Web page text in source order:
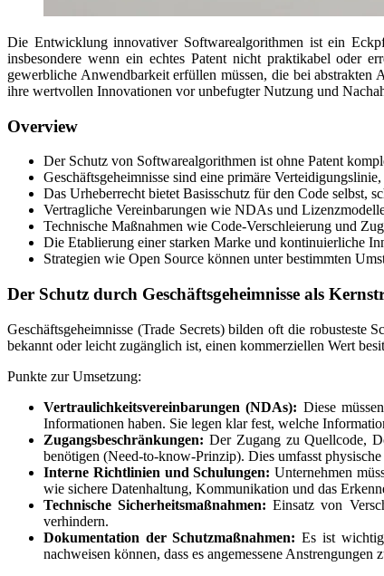
Die Entwicklung innovativer Softwarealgorithmen ist ein
insbesondere wenn ein echtes Patent nicht praktikabel oder
gewerbliche Anwendbarkeit erfüllen müssen, die bei
ihre wertvollen Innovationen vor unbefugter Nutzung und
Overview
Der Schutz von Softwarealgorithmen ist ohne Patent
Geschäftsgeheimnisse sind eine primäre
Das Urheberrecht bietet Basisschutz für den Code selbst,
Vertragliche Vereinbarungen wie NDAs und
Technische Maßnahmen wie Code-Verschleierung und
Die Etablierung einer starken Marke und kontinuierliche
Strategien wie Open Source können unter bestimmten
Der Schutz durch Geschäftsgeheimnisse als
Geschäftsgeheimnisse (Trade Secrets) bilden oft die
bekannt oder leicht zugänglich ist, einen kommerziellen Wert
Punkte zur Umsetzung:
Vertraulichkeitsvereinbarungen (NDAs): Diese
Informationen haben. Sie legen klar fest, welche
Zugangsbeschränkungen: Der Zugang zu Quellcode,
benötigen (Need-to-know-Prinzip). Dies umfasst
Interne Richtlinien und Schulungen: Unternehmen
wie sichere Datenhaltung, Kommunikation und das
Technische Sicherheitsmaßnahmen: Einsatz von
verhindern.
Dokumentation der Schutzmaßnahmen: Es ist
nachweisen können, dass es angemessene